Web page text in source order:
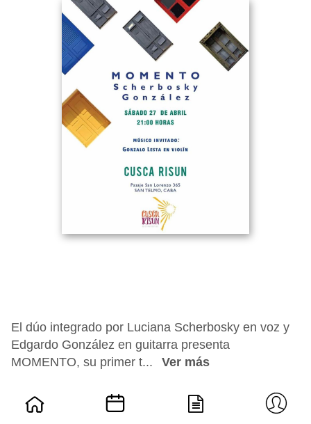
El dúo integrado por Luciana Scherbosky en voz y
Edgardo González en guitarra presenta
MOMENTO, su primer t...
Ver más